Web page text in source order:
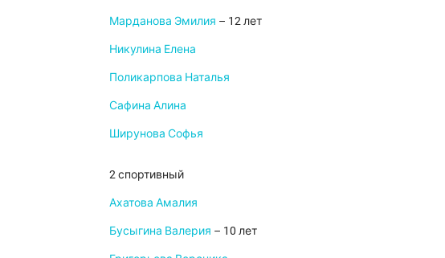
Марданова Эмилия – 12 лет
Никулина Елена
Поликарпова Наталья
Сафина Алина
Ширунова Софья
2 спортивный
Ахатова Амалия
Бусыгина Валерия – 10 лет